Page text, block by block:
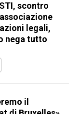
scontro
legali,
nega tutto
il